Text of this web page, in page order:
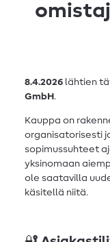
8.4.2026 lähtien
GmbH.
Kauppa on
organisatorisesti
sopimussuhteet
yksinomaan
ole saatavilla
käsitellä niitä.